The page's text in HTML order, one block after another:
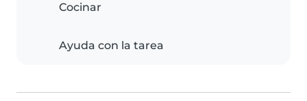
Cocinar
Ayuda con la tarea